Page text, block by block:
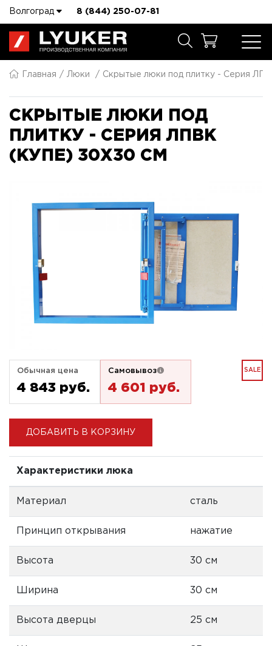
Волгоград 8 (844) 250-07-81
Главная Люки Скрытые люки под плитку - Серия
СКРЫТЫЕ ЛЮКИ ПОД
ПЛИТКУ - СЕРИЯ ЛПВК
(КУПЕ) 30X30 СМ
Обычная цена
4 843 pуб.
Самовывоз
4 601 pуб.
SALE
ДОБАВИТЬ В КОРЗИНУ
Характеристики люка
Материал сталь
Принцип открывания нажатие
Высота 30 см
Ширина 30 см
Высота дверцы 25 см